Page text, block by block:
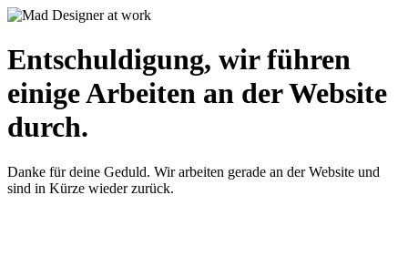
Entschuldigung, wir führen
einige Arbeiten an der Website
durch.
Danke für deine Geduld. Wir arbeiten gerade an der Website und
sind in Kürze wieder zurück.